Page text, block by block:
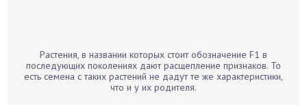
Бархатцы
Бегония
Растения, в названии которых стоит обозначение F1 в
последующих поколениях дают расщепление признаков. То
есть семена с таких растений не дадут те же характеристики,
что и у их родителя.